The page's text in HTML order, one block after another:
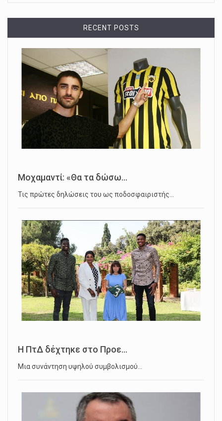
RECENT POSTS
Μοχαμαντί: «Θα τα δώσω...
Τις πρώτες δηλώσεις του ως ποδοσφαιριστής…
Η ΠτΔ δέχτηκε στο Προε...
Μια συνάντηση υψηλού συμβολισμού…